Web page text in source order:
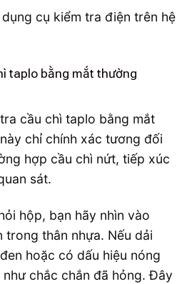
taplo bằng mắt thường
cầu chì taplo bằng mắt
chỉ chính xác tương đối
hợp cầu chì nứt, tiếp xúc
sát.
hộp, bạn hãy nhìn vào
trong thân nhựa. Nếu dải
hoặc có dấu hiệu nóng
chắc chắn đã hỏng. Đây